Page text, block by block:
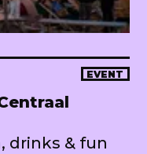
EVENT
drinks & fun